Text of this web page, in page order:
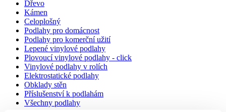
Dřevo
Kámen
Celoplošný
Podlahy pro domácnost
Podlahy pro komerční užití
Lepené vinylové podlahy
Plovoucí vinylové podlahy - click
Vinylové podlahy v rolích
Elektrostatické podlahy
Obklady stěn
Příslušenství k podlahám
Všechny podlahy